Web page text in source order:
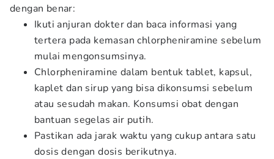
dengan benar:
Ikuti anjuran dokter dan baca informasi yang
tertera pada kemasan chlorpheniramine sebelum
mulai mengonsumsinya.
Chlorpheniramine dalam bentuk tablet, kapsul,
kaplet dan sirup yang bisa dikonsumsi sebelum
atau sesudah makan. Konsumsi obat dengan
bantuan segelas air putih.
Pastikan ada jarak waktu yang cukup antara satu
dosis dengan dosis berikutnya.